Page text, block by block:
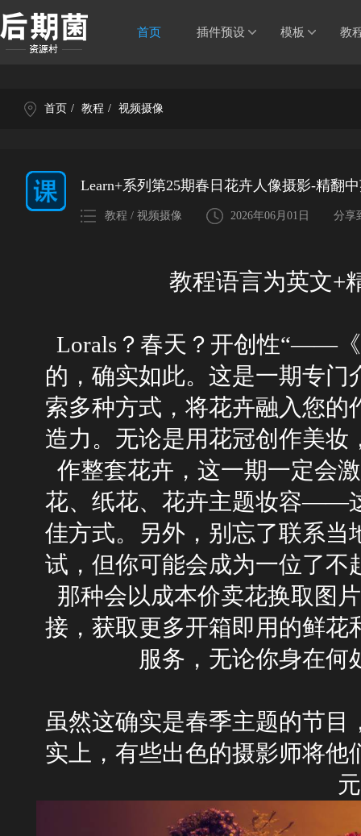
首页 插件预设 模板 教
首页 / 教程 / 视频摄像
Learn+系列第25期春日花卉人像摄影-精翻
教程 / 视频摄像 2026年06月01日 分享
教程语言为英文+
Lorals？春天？开创性“——
的，确实如此。这是一期专
索多种方式，将花卉融入您
造力。无论是用花冠创作美
作整套花卉，这一期一定会
花、纸花、花卉主题妆容——
佳方式。另外，别忘了联系当
试，但你可能会成为一位了不
那种会以成本价卖花换取图
接，获取更多开箱即用的鲜花
服务，无论你身在何
虽然这确实是春季主题的节
实上，有些出色的摄影师将